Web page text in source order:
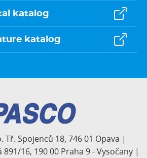
katalog
katalog
Tř. Spojenců 18, 746 01 Opava |
891/16, 190 00 Praha 9 - Vysočany |